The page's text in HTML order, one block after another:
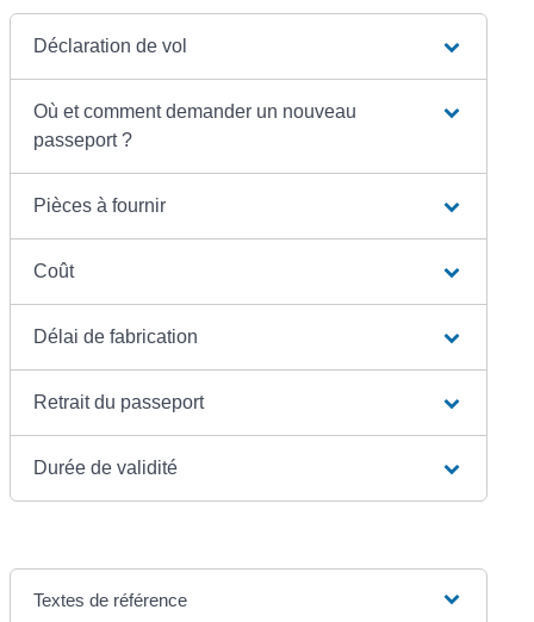
Déclaration de vol
Où et comment demander un nouveau
passeport ?
Pièces à fournir
Coût
Délai de fabrication
Retrait du passeport
Durée de validité
Textes de référence